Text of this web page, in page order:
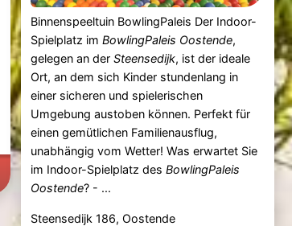
Binnenspeeltuin BowlingPaleis Der Indoor-
Spielplatz imBowlingPaleis Oostende,
gelegen an derSteensedijk, ist der ideale
Ort, an dem sich Kinder stundenlang in
einer sicheren und spielerischen
Umgebung austoben können. Perfekt für
einen gemütlichen Familienausflug,
unabhängig vom Wetter! Was erwartet Sie
im Indoor-Spielplatz desBowlingPaleis
Oostende? - ...
Steensedijk 186, Oostende